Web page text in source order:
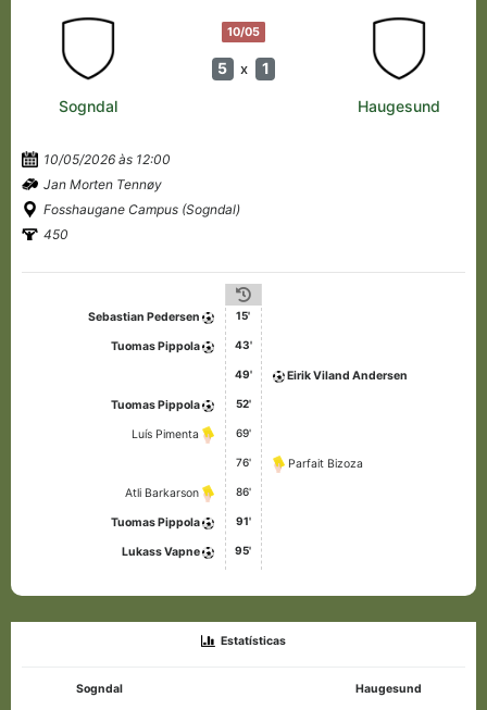
10/05
5 x 1
Sogndal Haugesund
10/05/2026 às 12:00
Jan Morten Tennøy
Fosshaugane Campus (Sogndal)
450
Sebastian Pedersen 15'
Tuomas Pippola 43'
49' Eirik Viland Andersen
Tuomas Pippola 52'
Luís Pimenta 69'
76' Parfait Bizoza
Atli Barkarson 86'
Tuomas Pippola 91'
Lukass Vapne 95'
Estatísticas
Sogndal Haugesund